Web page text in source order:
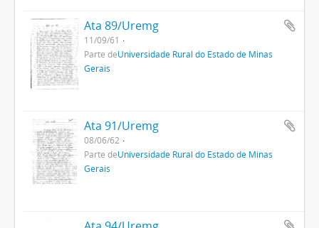
Ata 89/Uremg
11/09/61
Parte deUniversidade Rural do Estado de Minas
Gerais
Ata 91/Uremg
08/06/62
Parte deUniversidade Rural do Estado de Minas
Gerais